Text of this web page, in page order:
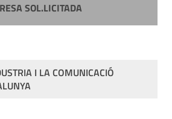
SOL.LICITADA
I LA COMUNICACIÓ